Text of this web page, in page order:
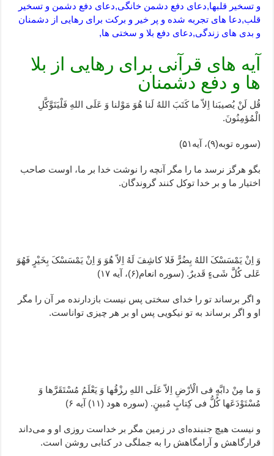
و تسخیر قلبها,دعای دفع دشمن خانگی,دعای دفع دشمن و تسخیر
قلب,دعا های تجربه شده و پر خیر و برکت برای رهایی از دشمنان
و بدی های زندگی,دعای دفع بلا و سختی ها,
آیه های قرآنی برای رهایی از بلا
ها و دفع دشمنان
قُل لَنْ یُصیبَنا اِلاّ ما کَتَبَ اللهُ لَنا هُوَ مَوْلنا وَ عَلَی اللهِ فَلْیَتَوَّکَّلِ
الْمُؤمِنُونَ.
(سوره توبه(۹)، آیه۵۱)
بگو هرگز نرسد ما را مگر آنچه را نوشت خدا بر ما، اوست صاحب
اختیار ما و بر خدا توکل کنند گروندگان.
وَ اِنْ یَمْسَسْکَ اللهُ بِضُرًّ فَلا کاشِفَ لَهُ اِلاّ هُوَ وَ اِنْ یَمْسَسْکَ بِخَیْرٍ فَهُوَ
عَلی کُلَّ شَیءٍ قَدیرٌ. (سوره انعام(۶)، آیه ۱۷)
و اگر برساند تو را خدای سختی پس نیست بازدارنده مر آن را مگر
او و اگر برساند به تو نیکویی پس او بر هر چیزی تواناست.
وَ ما مِنْ دابَّهٍ فی الْأرْضِ اِلاّ عَلَی اللهِ ر‍ِزْقُها وَ یَعْلَمُ مُسْتَقَرَّها وَ
مُسْتَوْدَعَها کُلُّ فی کِتابٍ مُبینٍ. (سوره هود (۱۱) آیه ۶)
و نیست هیچ جنبنده‌ای در زمین مگر بر خداست روزی او و می‌داند
قرارگاهش و آرامگاهش را به جملگی در کتابی روشن است.